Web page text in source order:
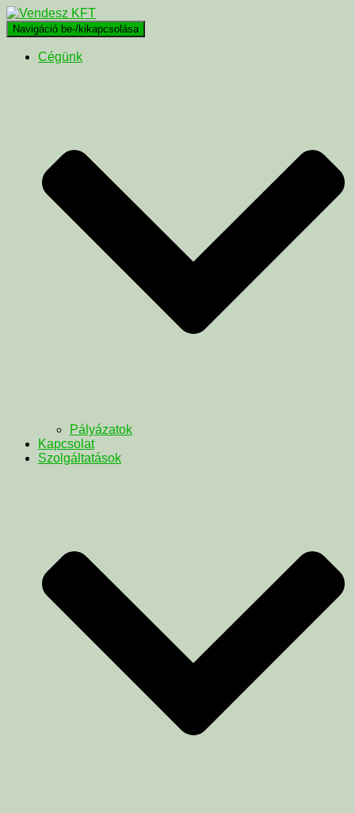
Navigáció be-/kikapcsolása
Cégünk
Pályázatok
Kapcsolat
Szolgáltatások